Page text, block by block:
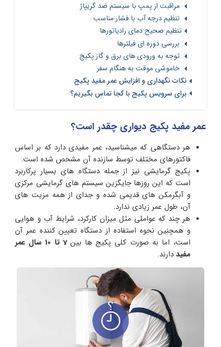
مراقبت از پمپ با سیستم ضد گریپاژ
تنظیم درجه آب با فشار مناسب
تنظیم صحیح دمای رادیاتورها
بررسی دوره ای فیلترها
توجه به ورودی های برق و گاز پکیج
خاموشی موقت به هنگام سفر
نکات نگهداری و افزایش عمر مفید پکیج
برای سرویس پکیج با کجا تماس بگیریم؟
عمر مفید پکیج دیواری چقدر است؟
هر دستگاهی که میشناسید، عمر مفیدی دارد که بر اساس
فاکتورهای مختلف توسط سازنده آن مشخص شده است.
پکیج گرمایشی نیز از جمله دستگاه های بسیار پرکاربرد
است که این روزها جایگزین سیستم های گرمایشی مرکزی
و آبگرمکن های قدیمی شده و جدای از همه مزیت های
آن، طول عمر زیادی ندارد.
هر چند که عواملی مثل میزان کارکرد، شرایط آب و هوایی
و همچنین نحوه استفاده از دستگاه تعیین کننده عمر آن
است، اما به صورت کلی پکیج ها بین
7 تا 10 سال عمر
مفید دارند.